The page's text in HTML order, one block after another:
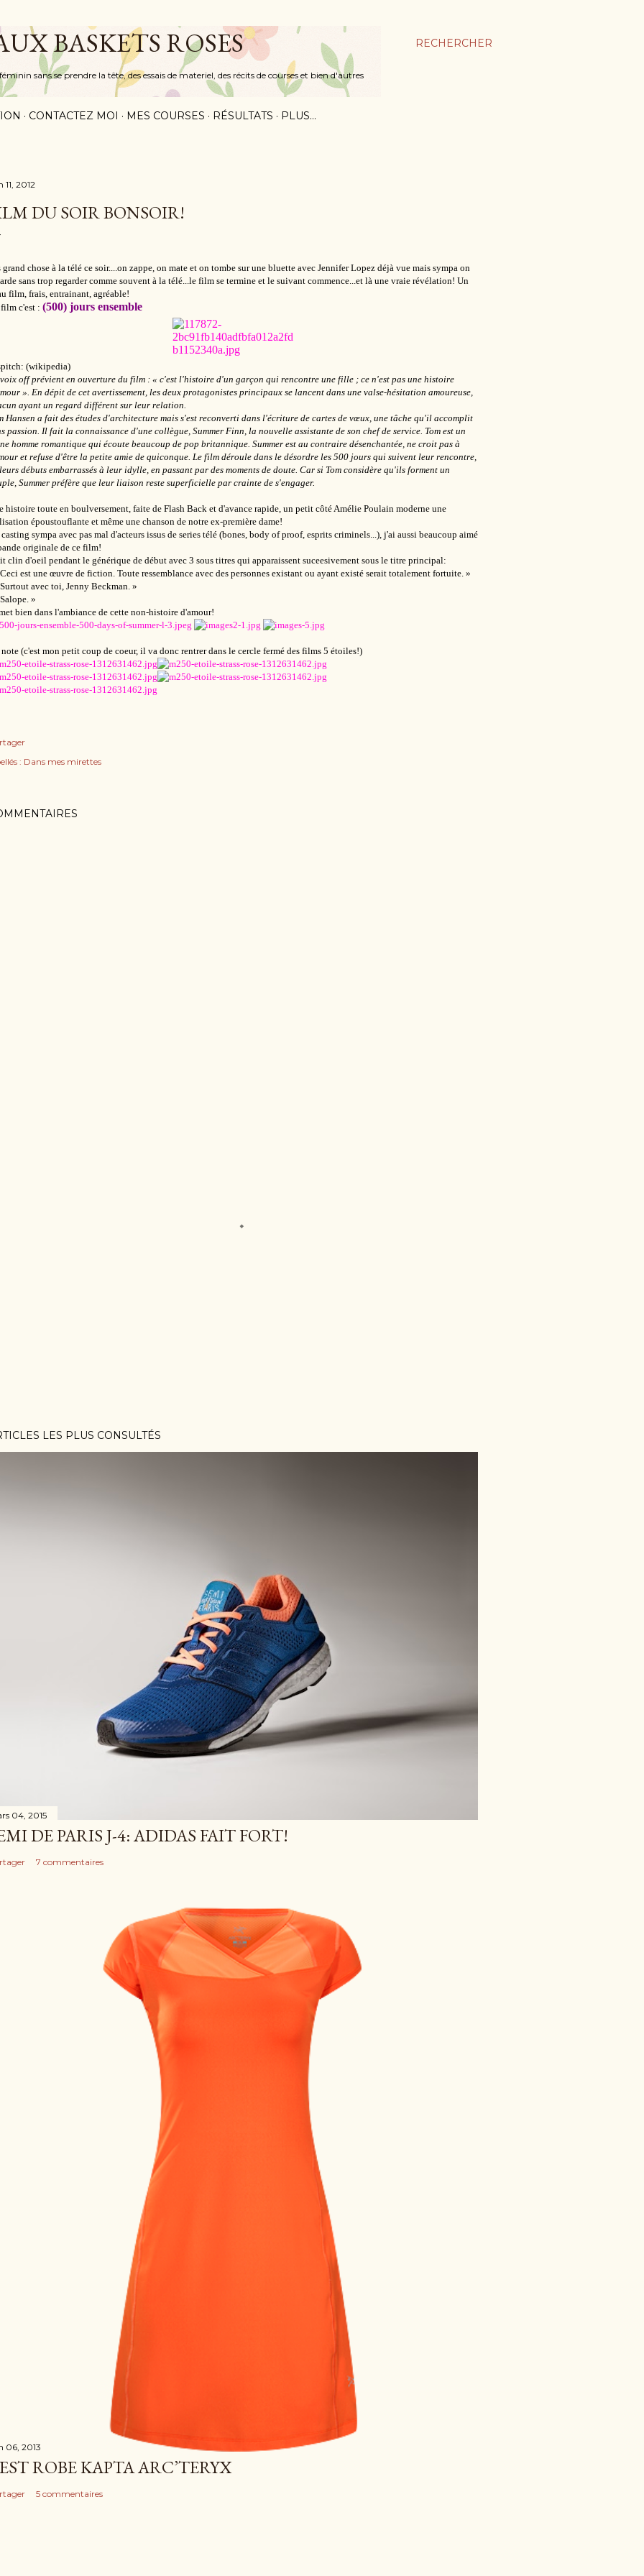
RECHERCHER
BASKETS ROSES
sans se prendre la tête, des essais de materiel, des récits de courses et bien d'autres
CONTACTEZ MOI MES COURSES RÉSULTATS PLUS…
11, 2012
DU SOIR BONSOIR!
grand chose à la télé ce soir....on zappe, on mate et on tombe sur une bluette avec Jennifer Lopez déjà vue mais sympa on
sans trop regarder comme souvent à la télé...le film se termine et le suivant commence...et là une vraie révélation! Un
film, frais, entrainant, agréable!
c'est : (500) jours ensemble
(wikipedia)
off prévient en ouverture du film : « c'est l'histoire d'un garçon qui rencontre une fille ; ce n'est pas une histoire
». En dépit de cet avertissement, les deux protagonistes principaux se lancent dans une valse-hésitation amoureuse,
ayant un regard différent sur leur relation.
Hansen a fait des études d'architecture mais s'est reconverti dans l'écriture de cartes de vœux, une tâche qu'il accomplit
passion. Il fait la connaissance d'une collègue, Summer Finn, la nouvelle assistante de son chef de service. Tom est un
homme romantique qui écoute beaucoup de pop britannique. Summer est au contraire désenchantée, ne croit pas à
et refuse d'être la petite amie de quiconque. Le film déroule dans le désordre les 500 jours qui suivent leur rencontre,
débuts embarrassés à leur idylle, en passant par des moments de doute. Car si Tom considère qu'ils forment un
Summer préfère que leur liaison reste superficielle par crainte de s'engager.
histoire toute en boulversement, faite de Flash Back et d'avance rapide, un petit côté Amélie Poulain moderne une
époustouflante et même une chanson de notre ex-première dame!
sympa avec pas mal d'acteurs issus de series télé (bones, body of proof, esprits criminels...), j'ai aussi beaucoup aimé
originale de ce film!
clin d'oeil pendant le générique de début avec 3 sous titres qui apparaissent suceesivement sous le titre principal:
est une œuvre de fiction. Toute ressemblance avec des personnes existant ou ayant existé serait totalement fortuite. »
avec toi, Jenny Beckman. »
»
bien dans l'ambiance de cette non-histoire d'amour!
note (c'est mon petit coup de coeur, il va donc rentrer dans le cercle fermé des films 5 étoiles!)
: Dans mes mirettes
LES PLUS CONSULTÉS
04, 2015
DE PARIS J-4: ADIDAS FAIT FORT!
7 commentaires
06, 2013
ROBE KAPTA ARC’TERYX
5 commentaires